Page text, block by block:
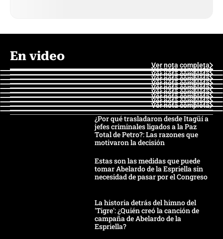
En video
Ver nota completa
Ver nota completa
Ver nota completa
Ver nota completa
Ver nota completa
Ver nota completa
Ver nota completa
Ver nota completa
Ver nota completa
Ver nota completa
¿Por qué trasladaron desde Itagüí a
jefes criminales ligados a la Paz
Total de Petro?: Las razones que
motivaron la decisión
Estas son las medidas que puede
tomar Abelardo de la Espriella sin
necesidad de pasar por el Congreso
La historia detrás del himno del
'Tigre': ¿Quién creó la canción de
campaña de Abelardo de la
Espriella?